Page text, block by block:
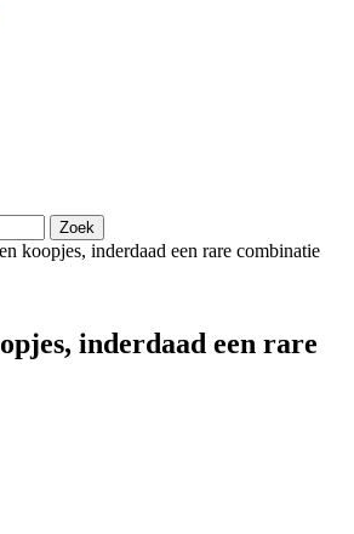
koopjes, inderdaad een rare combinatie
inderdaad een rare